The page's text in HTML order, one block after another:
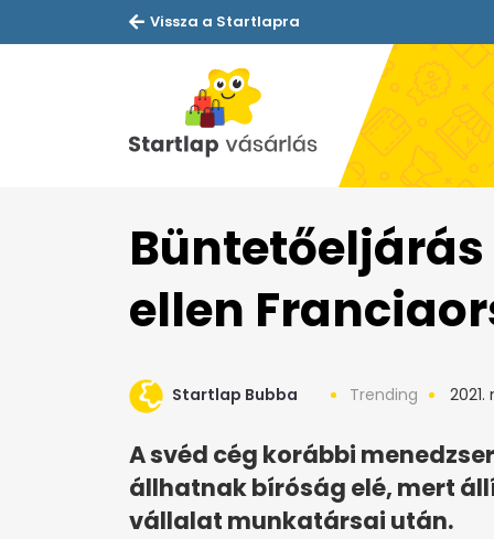
Vissza a Startlapra
Büntetőeljárás
ellen
Startlap Bubba Trending
A svéd cég korábbi
állhatnak bíróság elé, mert
vállalat munkatársai után.